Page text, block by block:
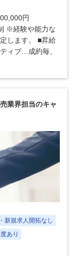
円
※経験や能力な
します。 ■昇給
ィブ…成約毎、
業界担当のキャ
新規求人開拓なし
あり